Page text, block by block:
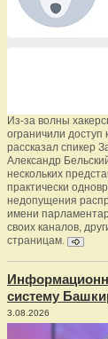
Из‑за волны
ограничили доступ
рассказал спикер
Александр
нескольких
практически
недопущения
имени
своих каналов,
страницам.
систему
3.08.2026